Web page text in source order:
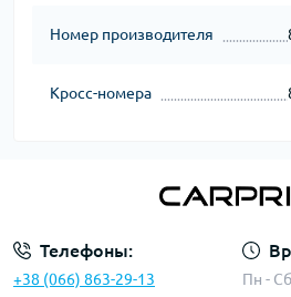
Номер производителя
Кросс-номера
Телефоны:
+38 (066) 863-29-13
Пн -